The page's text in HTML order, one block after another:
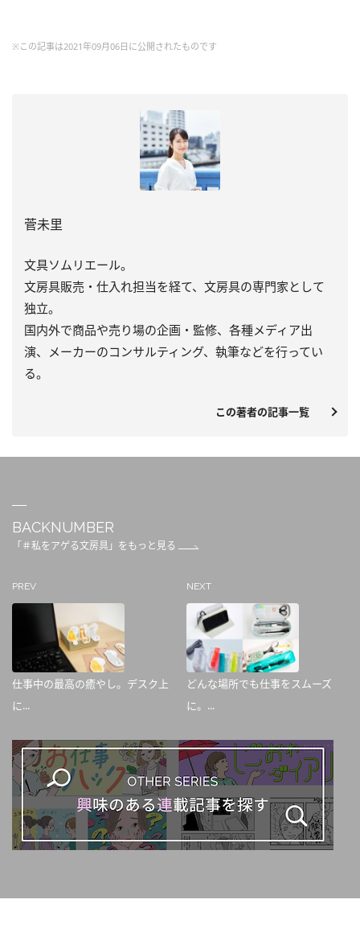
※この記事は2021年09月06日に公開されたものです
菅未里
文具ソムリエール。
文房具販売・仕入れ担当を経て、文房具の専門家として
独立。
国内外で商品や売り場の企画・監修、各種メディア出
演、メーカーのコンサルティング、執筆などを行ってい
る。
この著者の記事一覧
BACKNUMBER
「＃私をアゲる文房具」をもっと見る
PREV
仕事中の最高の癒やし。デスク上
に...
NEXT
どんな場所でも仕事をスムーズ
に。...